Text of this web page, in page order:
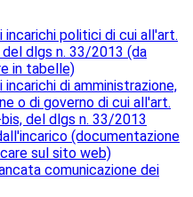
incarichi politici di cui all'art.
del dlgs n. 33/2013 (da
in tabelle)
incarichi di amministrazione,
o di governo di cui all'art.
del dlgs n. 33/2013
(documentazione
sul sito web)
comunicazione dei